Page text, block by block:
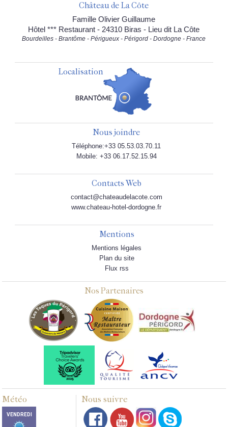
Château de La Côte
Famille Olivier Guillaume
Hôtel *** Restaurant - 24310 Biras - Lieu dit La Côte
Bourdeilles - Brantôme - Périgueux - Périgord - Dordogne - France
Localisation
Nous joindre
Téléphone:+33 05.53.03.70.11
Mobile: +33 06.17.52.15.94
Contacts Web
contact@chateaudelacote.com
www.chateau-hotel-dordogne.fr
Mentions
Mentions légales
Plan du site
Flux rss
Nos Partenaires
Météo Nous suivre